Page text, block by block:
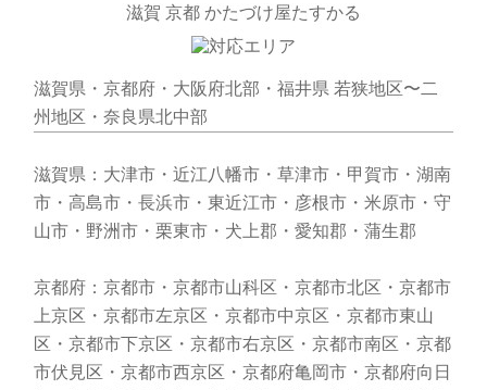
滋賀 京都 かたづけ屋たすかる
滋賀県・京都府・大阪府北部・福井県 若狭地区〜二
州地区・奈良県北中部
滋賀県：大津市・近江八幡市・草津市・甲賀市・湖南
市・高島市・長浜市・東近江市・彦根市・米原市・守
山市・野洲市・栗東市・犬上郡・愛知郡・蒲生郡
京都府：京都市・京都市山科区・京都市北区・京都市
上京区・京都市左京区・京都市中京区・京都市東山
区・京都市下京区・京都市右京区・京都市南区・京都
市伏見区・京都市西京区・京都府亀岡市・京都府向日